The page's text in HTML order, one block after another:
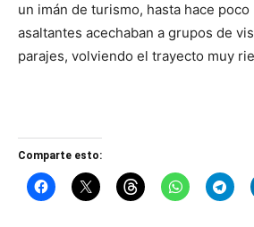
un imán de turismo, hasta hace poco
asaltantes acechaban a grupos de
parajes, volviendo el trayecto muy
Comparte esto: